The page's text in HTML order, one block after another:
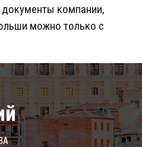
документы компании,
можно только с